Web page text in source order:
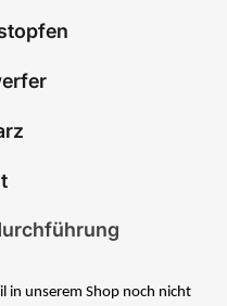
in unserem Shop noch nicht